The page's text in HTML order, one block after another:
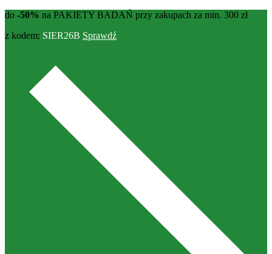
do -50% na PAKIETY BADAŃ przy zakupach za min. 300 zł
z kodem: SIER26B Sprawdź